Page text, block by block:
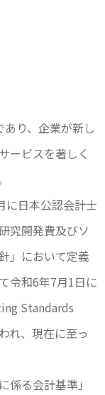
り、企業が新し
ービスを著しく
日本公認会計士
究開発費及びソ
」において定義
令和6年7月1日に
Standards
れ、現在に至っ
る会計基準」